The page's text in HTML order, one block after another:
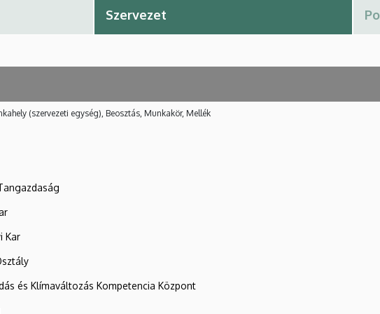
(szervezeti egység), Beosztás, Munkakör, Mellék
Kar
és Klímaváltozás Kompetencia Központ